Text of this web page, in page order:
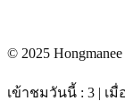
© 2025
เข้าชมวันนี้ : 3 | เมื่